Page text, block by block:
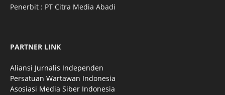
Penerbit : PT Citra Media Abadi
PARTNER LINK
Aliansi Jurnalis Independen
Persatuan Wartawan Indonesia
Asosiasi Media Siber Indonesia